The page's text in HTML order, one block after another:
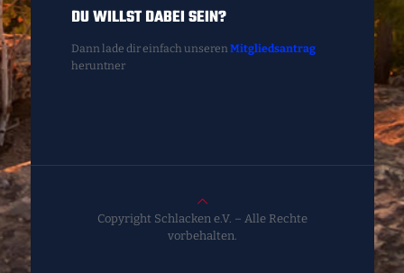
DU WILLST DABEI SEIN?
Dann lade dir einfach unserenMitgliedsantrag
heruntner
Copyright Schlacken e.V. – Alle Rechte
vorbehalten.